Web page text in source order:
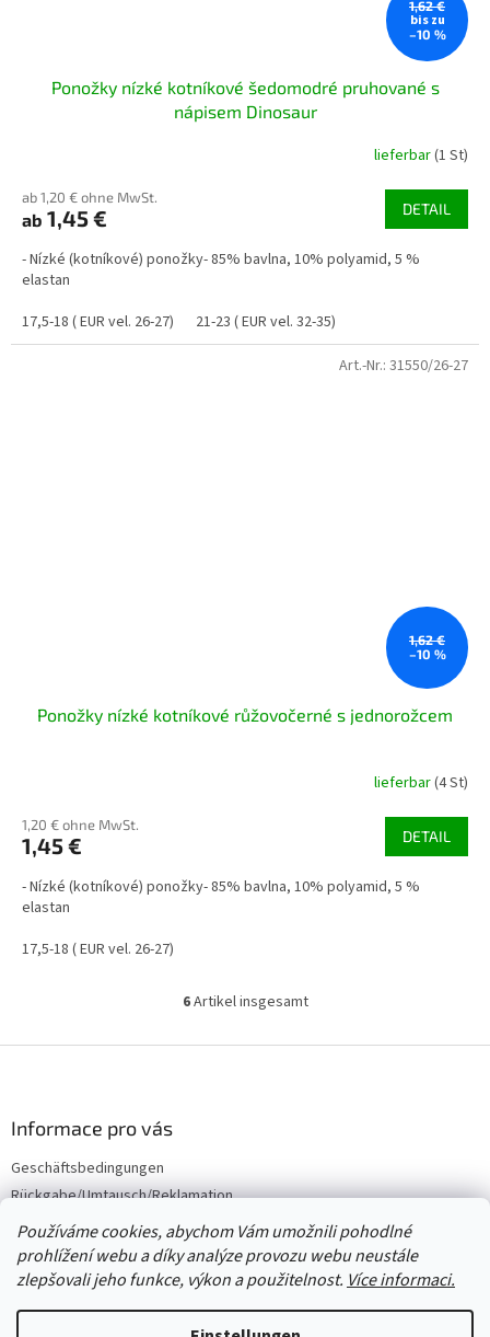
Používáme cookies, abychom Vám umožnili pohodlné
prohlížení webu a díky analýze provozu webu neustále
zlepšovali jeho funkce, výkon a použitelnost. Více informaci.
1,62 €
bis zu
–10 %
Ponožky nízké kotníkové šedomodré pruhované s
nápisem Dinosaur
lieferbar(1 St)
ab 1,20 € ohne MwSt.
ab 1,45 € DETAIL
- Nízké (kotníkové) ponožky- 85% bavlna, 10% polyamid, 5 %
elastan
17,5-18 ( EUR vel. 26-27)
21-23 ( EUR vel. 32-35)
1,62 €
–10 %
Ponožky nízké kotníkové růžovočerné s jednorožcem
lieferbar(4 St)
1,20 € ohne MwSt.
1,45 € DETAIL
- Nízké (kotníkové) ponožky- 85% bavlna, 10% polyamid, 5 %
elastan
17,5-18 ( EUR vel. 26-27)
Art.-Nr.: 31550/26-27
S
e
m
e
n
t
e
6Artikel insgesamt
l
Informace pro vás
Geschäftsbedingungen
Rückgabe/Umtausch/Reklamation
Großhandel